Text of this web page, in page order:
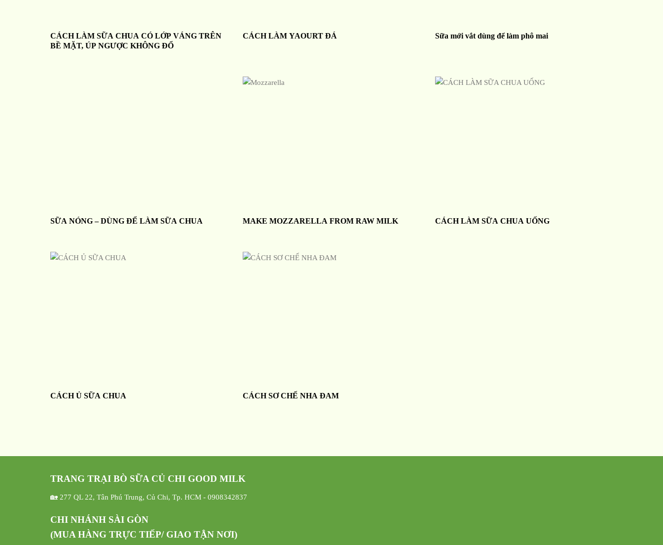
CÁCH LÀM SỮA CHUA CÓ LỚP VÁNG TRÊN
BỀ MẶT, ÚP NGƯỢC KHÔNG ĐỔ
CÁCH LÀM YAOURT ĐÁ Sữa mới vắt dùng để làm phô mai
SỮA NÓNG – DÙNG ĐỂ LÀM SỮA CHUA MAKE MOZZARELLA FROM RAW MILK CÁCH LÀM SỮA CHUA UỐNG
CÁCH Ủ SỮA CHUA CÁCH SƠ CHẾ NHA ĐAM
TRANG TRẠI BÒ SỮA CỦ CHI GOOD MILK
🏡 277 QL 22, Tân Phú Trung, Củ Chi, Tp. HCM - 0908342837
CHI NHÁNH SÀI GÒN
(MUA HÀNG TRỰC TIẾP/ GIAO TẬN NƠI)